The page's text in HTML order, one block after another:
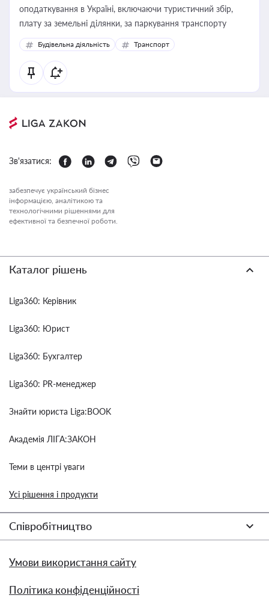
оподаткування в Україні, включаючи туристичний збір,
плату за земельні ділянки, за паркування транспорту
Будівельна діяльність Транспорт
Зв'язатися:
забезпечує український бізнес
інформацією, аналітикою та
технологічними рішеннями для
ефективної та безпечної роботи.
Каталог рішень
Liga360: Керівник
Liga360: Юрист
Liga360: Бухгалтер
Liga360: PR-менеджер
Знайти юриста Liga:BOOK
Академія ЛІГА:ЗАКОН
Теми в центрі уваги
Усі рішення і продукти
Співробітництво
Умови використання сайту
Політика конфіденційності